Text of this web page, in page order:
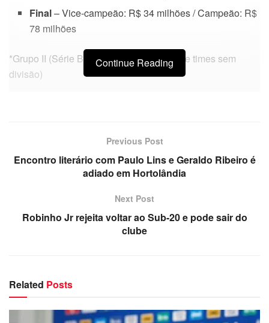
Final– Vice-campeão: R$ 34 milhões / Campeão: R$
78 milhões
*Grupo II (Série B) e Grupo III (Série C, D e times sem
divisão)
Continue Reading
Previous Post
Encontro literário com Paulo Lins e Geraldo Ribeiro é
adiado em Hortolândia
Next Post
Robinho Jr rejeita voltar ao Sub-20 e pode sair do
clube
Related Posts